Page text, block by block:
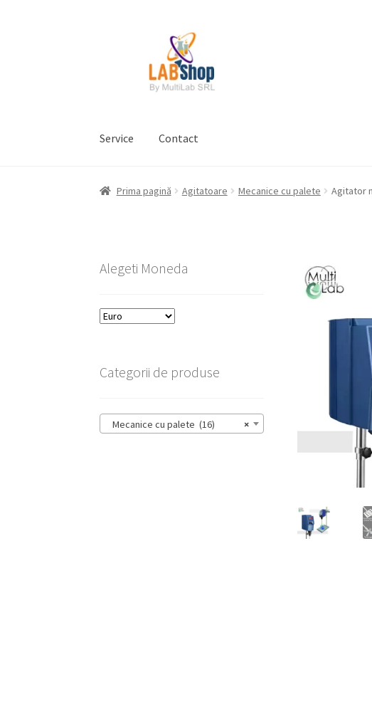
Service Contact
Prima pagină Contul meu Coș Plată Request a Quote
Prima pagină Agitatoare Mecanice cu palete Agitator
Alegeti Moneda
Categorii de produse
×
Mecanice cu palete (16)